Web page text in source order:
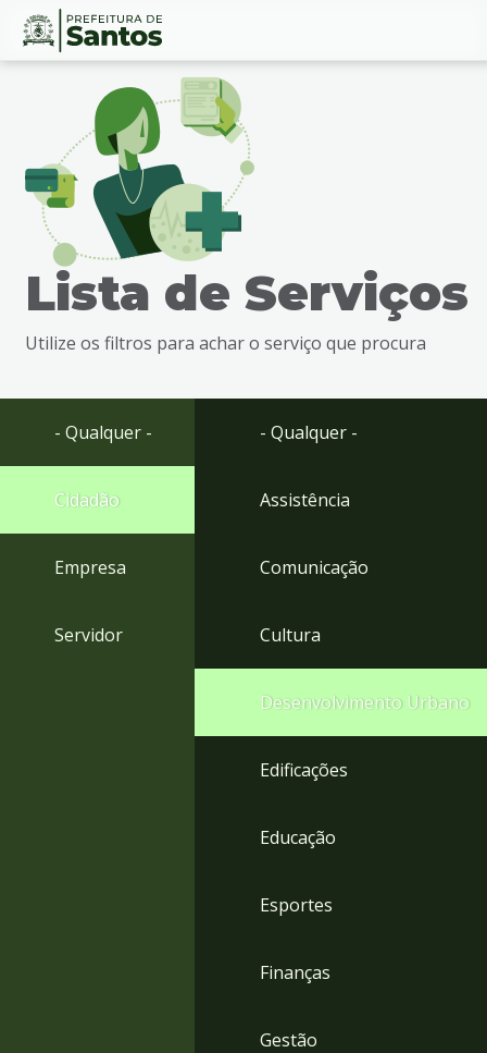
Ir
busca
Ir
rodapé
Conteúdo
Lista de Serviços
Utilize os filtros para achar o serviço que procura
- Qualquer -
Cidadão
Empresa
Servidor
- Qualquer -
Assistência
Comunicação
Cultura
Desenvolvimento Urbano
Edificações
Educação
Esportes
Finanças
Gestão